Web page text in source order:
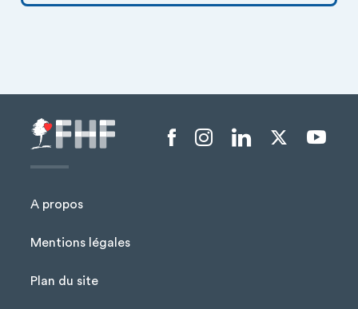
Menu Pied de page
A propos
Mentions légales
Plan du site
Menu liens sociaux